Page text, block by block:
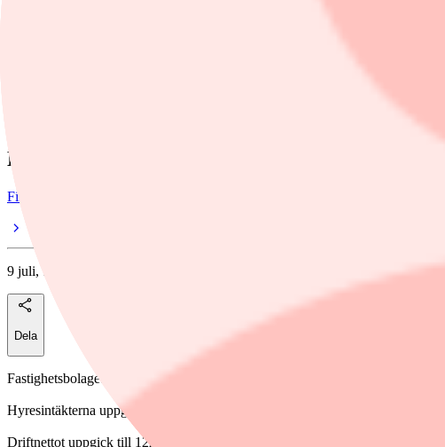
Heba ökar förvaltningsresultatet i Q2
Finwire
9 juli, 12:02
Dela
Fastighetsbolaget Heba redovisar ett ökat förvaltningsresultat under andra
Hyresintäkterna uppgick till 159,2 miljoner kronor (152,2), en ökning med 4,6
Driftnettot uppgick till 122,0 miljoner kronor (116,1), en ökning med 5,1